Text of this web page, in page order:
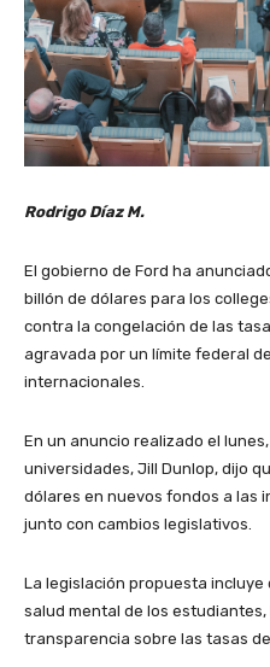
Rodrigo Díaz M.
El gobierno de Ford ha
billón de dólares para los
contra la congelación de las
agravada por un límite federal
internacionales.
En un anuncio realizado el
universidades, Jill Dunlop, dijo
dólares en nuevos fondos a las
junto con cambios legislativos.
La legislación propuesta incluye
salud mental de los
transparencia sobre las tasas